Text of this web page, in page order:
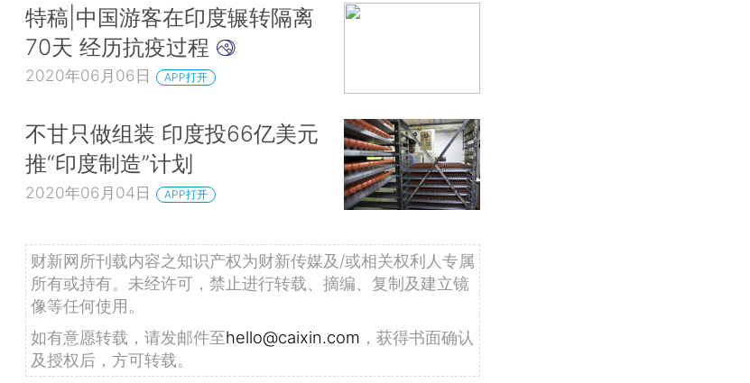
特稿|中国游客在印度辗转隔离
70天 经历抗疫过程
2020年06月06日 APP打开
不甘只做组装 印度投66亿美元
推“印度制造”计划
2020年06月04日 APP打开
财新网所刊载内容之知识产权为财新传媒及/或相关权利人专属
所有或持有。未经许可，禁止进行转载、摘编、复制及建立镜
像等任何使用。
如有意愿转载，请发邮件至hello@caixin.com ，获得书面确认
及授权后，方可转载。